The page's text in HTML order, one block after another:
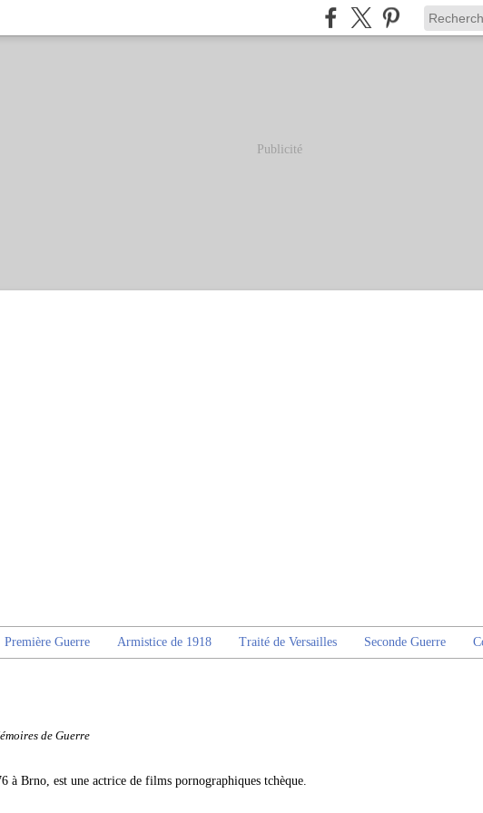
Publicité
Première Guerre Armistice de 1918 Traité de Versailles Seconde Guerre
de Guerre
à Brno, est une actrice de films pornographiques tchèque.